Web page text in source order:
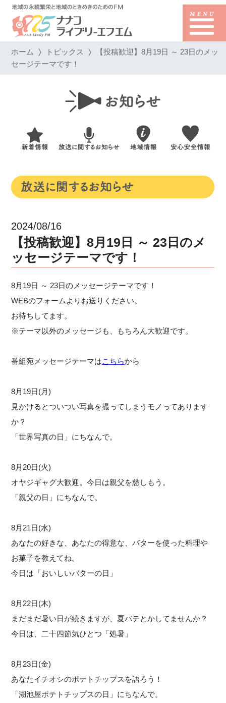
ホーム トピックス 【投稿歓迎】8月19日 ～ 23日のメッ
セージテーマです！
2024/08/16
【投稿歓迎】8月19日 ～ 23日のメ
ッセージテーマです！
8月19日 ～ 23日のメッセージテーマです！
WEBのフォームよりお送りください。
お待ちしてます。
※テーマ以外のメッセージも、もちろん大歓迎です。
番組宛メッセージテーマはこちらから
8月19日(月)
見かけるとついつい写真を撮ってしまうモノってあります
か？
「世界写真の日」にちなんで。
8月20日(火)
オヤジギャグ大歓迎。今日は親父を慈しもう。
「親父の日」にちなんで。
8月21日(水)
あなたの好きな、あなたの得意な、バターを使った料理や
お菓子を教えてね。
今日は「おいしいバターの日」
8月22日(木)
まだまだ暑い日が続きますが、夏バテとかしてませんか？
今日は、二十四節気ひとつ「処暑」
8月23日(金)
あなたイチオシのポテトチップスを語ろう！
「湖池屋ポテトチップスの日」にちなんで。